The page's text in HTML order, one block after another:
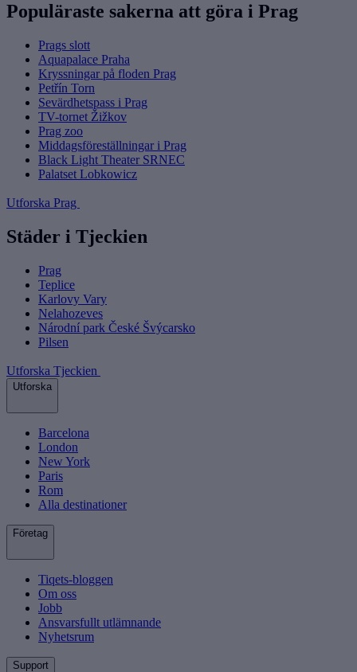
Populäraste sakerna att göra i Prag
Prags slott
Aquapalace Praha
Kryssningar på floden Prag
Petřín Torn
Sevärdhetspass i Prag
TV-tornet Žižkov
Prag zoo
Middagsföreställningar i Prag
Black Light Theater SRNEC
Palatset Lobkowicz
Utforska Prag
Städer i Tjeckien
Prag
Teplice
Karlovy Vary
Nelahozeves
Národní park České Švýcarsko
Pilsen
Utforska Tjeckien
Utforska
Barcelona
London
New York
Paris
Rom
Alla destinationer
Företag
Tiqets-bloggen
Om oss
Jobb
Ansvarsfullt utlämnande
Nyhetsrum
Support